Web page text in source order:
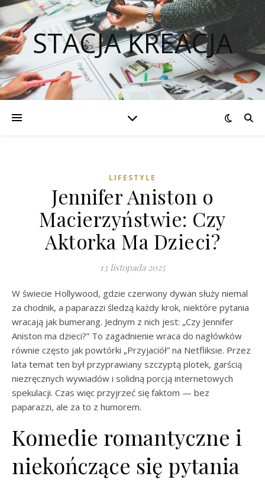
STACJA KREACJA
LIFESTYLE
Jennifer Aniston o
Macierzyństwie: Czy
Aktorka Ma Dzieci?
13 listopada 2025
W świecie Hollywood, gdzie czerwony dywan służy niemal
za chodnik, a paparazzi śledzą każdy krok, niektóre pytania
wracają jak bumerang. Jednym z nich jest: „Czy Jennifer
Aniston ma dzieci?” To zagadnienie wraca do nagłówków
równie często jak powtórki „Przyjaciół” na Netfliksie. Przez
lata temat ten był przyprawiany szczyptą plotek, garścią
niezręcznych wywiadów i solidną porcją internetowych
spekulacji. Czas więc przyjrzeć się faktom — bez
paparazzi, ale za to z humorem.
Komedie romantyczne i
niekończące się pytania